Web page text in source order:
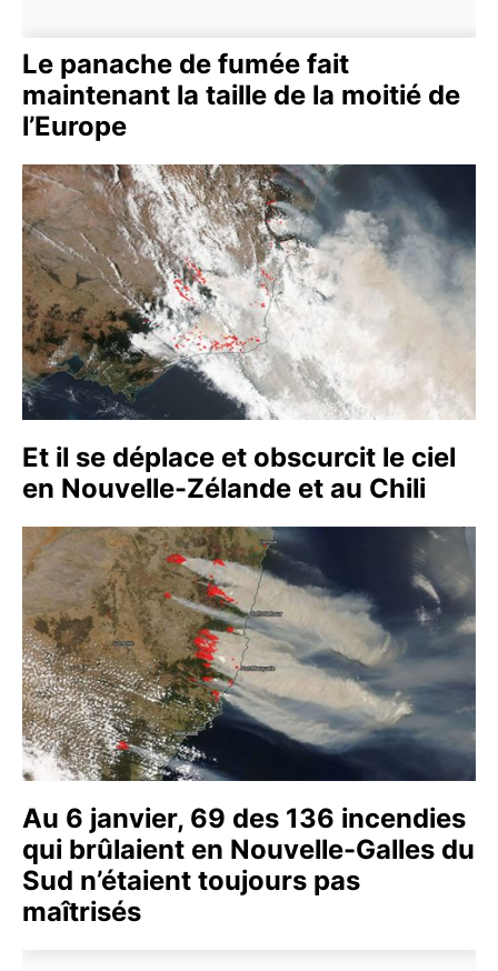
Le panache de fumée fait
maintenant la taille de la moitié de
l’Europe
Et il se déplace et obscurcit le ciel
en Nouvelle-Zélande et au Chili
Au 6 janvier, 69 des 136 incendies
qui brûlaient en Nouvelle-Galles du
Sud n’étaient toujours pas
maîtrisés